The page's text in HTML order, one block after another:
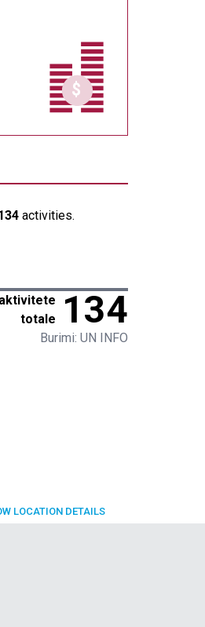
activities.
aktivitete
totale
134
Burimi: UN INFO
LOCATION DETAILS